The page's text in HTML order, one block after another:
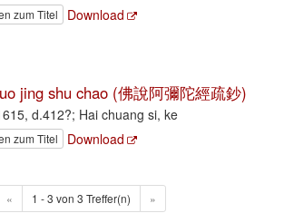
zum Titel Download
jing shu chao (佛說阿彌陀經疏鈔)
d.412?; Hai chuang si, ke
zum Titel Download
« 1 - 3 von 3 Treffer(n) »